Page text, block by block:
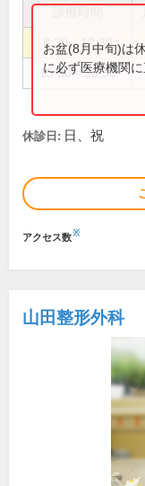
8:30～12:30
15:30～18:30
お盆(8月中旬)は
に必ず医療機関に
休診日: 日、祝
アクセス数※
山田整形外科